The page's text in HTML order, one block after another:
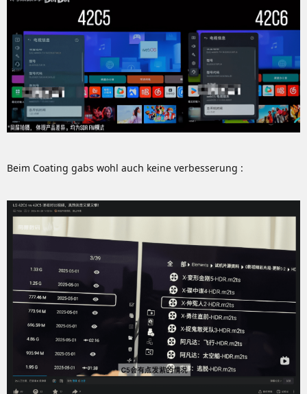
Beim Coating gabs wohl auch keine verbesserung :